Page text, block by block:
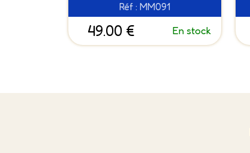
Réf : MM091
49.00 € En stock